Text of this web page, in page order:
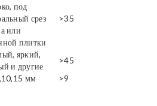
под
срез
или
плитки
>35
яркий,
и другие
>45
мм >9